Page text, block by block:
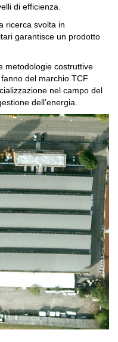
di efficienza.
ricerca svolta in
garantisce un prodotto
metodologie costruttive
del marchio TCF
nel campo del
dell’energia.